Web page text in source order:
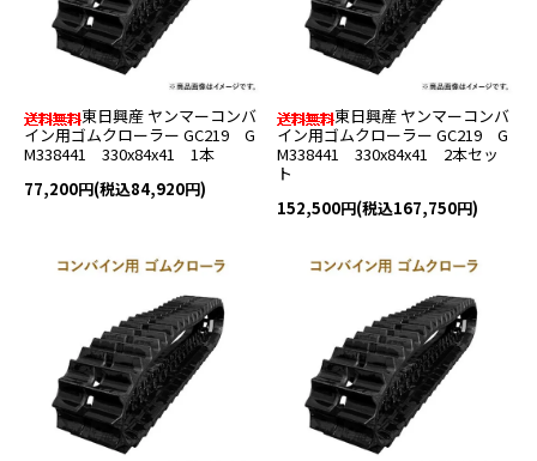
東日興産 ヤンマーコンバ
イン用ゴムクローラー GC219 G
M338441 330x84x41 1本
77,200円(税込84,920円)
東日興産 ヤンマーコンバ
イン用ゴムクローラー GC219 G
M338441 330x84x41 2本セッ
ト
152,500円(税込167,750円)